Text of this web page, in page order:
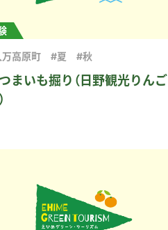
まいも掘り（日野観光りんご
高原町 #夏 #秋